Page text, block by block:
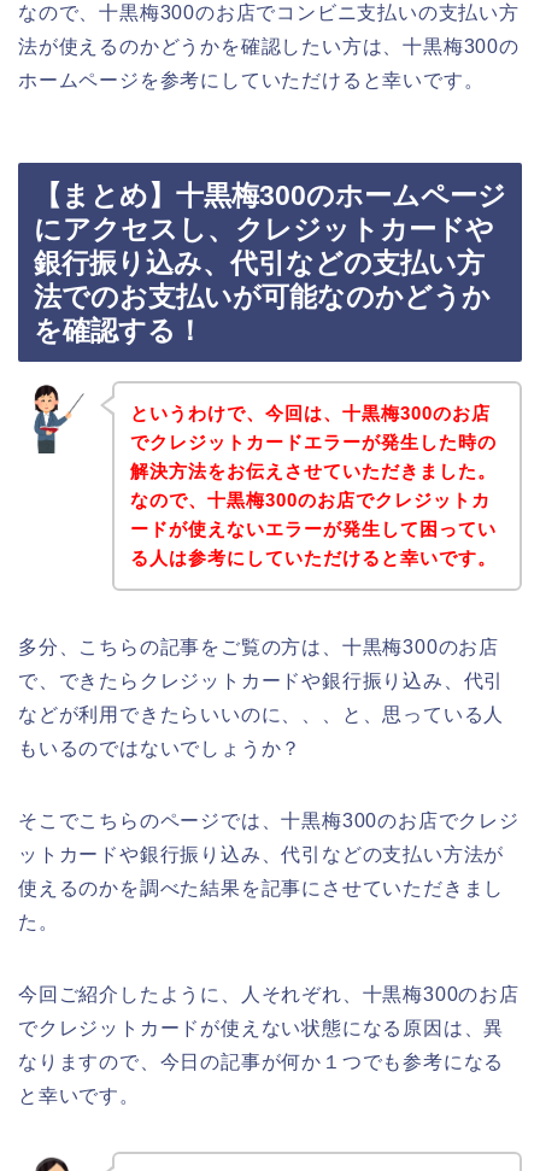
なので、十黒梅300のお店でコンビニ支払いの支払い方
法が使えるのかどうかを確認したい方は、十黒梅300の
ホームページを参考にしていただけると幸いです。
【まとめ】十黒梅300のホームページ
にアクセスし、クレジットカードや
銀行振り込み、代引などの支払い方
法でのお支払いが可能なのかどうか
を確認する！
というわけで、今回は、十黒梅300のお店
でクレジットカードエラーが発生した時の
解決方法をお伝えさせていただきました。
なので、十黒梅300のお店でクレジットカ
ードが使えないエラーが発生して困ってい
る人は参考にしていただけると幸いです。
多分、こちらの記事をご覧の方は、十黒梅300のお店
で、できたらクレジットカードや銀行振り込み、代引
などが利用できたらいいのに、、、と、思っている人
もいるのではないでしょうか？
そこでこちらのページでは、十黒梅300のお店でクレジ
ットカードや銀行振り込み、代引などの支払い方法が
使えるのかを調べた結果を記事にさせていただきまし
た。
今回ご紹介したように、人それぞれ、十黒梅300のお店
でクレジットカードが使えない状態になる原因は、異
なりますので、今日の記事が何か１つでも参考になる
と幸いです。